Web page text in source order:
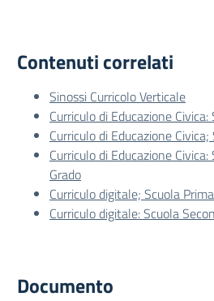
Contenuti correlati
Sinossi Curricolo Verticale
Curriculo di Educazione
Curriculo di Educazione
Curriculo di Educazione
Grado
Curriculo digitale; Scuola
Curriculo digitale: Scuola
Documento